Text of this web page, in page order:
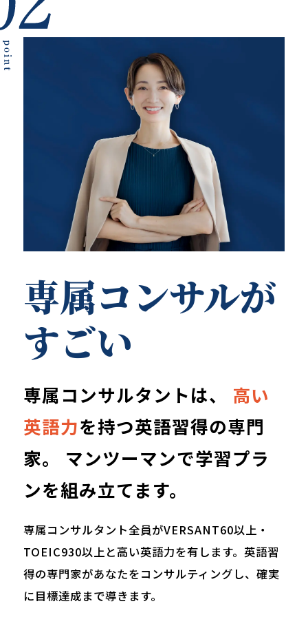
専属コンサルが
すごい
専属コンサルタントは、
高い
英語力を持つ英語習得の専門
家。
マンツーマンで学習プラ
ンを組み立てます。
専属コンサルタント全員がVERSANT60以上・
TOEIC930以上と高い英語力を有します。英語習
得の専門家があなたをコンサルティングし、確実
に目標達成まで導きます。